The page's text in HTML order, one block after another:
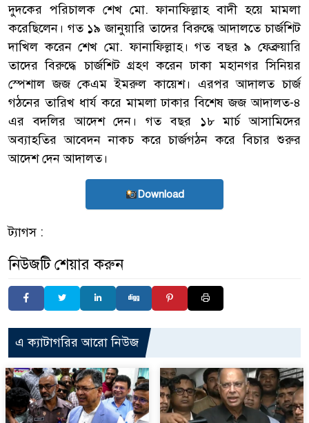
দুদকের পরিচালক শেখ মো. ফানাফিল্লাহ বাদী হয়ে মামলা
করেছিলেন। গত ১৯ জানুয়ারি তাদের বিরুদ্ধে আদালতে চার্জশিট
দাখিল করেন শেখ মো. ফানাফিল্লাহ। গত বছর ৯ ফেব্রুয়ারি
তাদের বিরুদ্ধে চার্জশিট গ্রহণ করেন ঢাকা মহানগর সিনিয়র
স্পেশাল জজ কেএম ইমরুল কায়েশ। এরপর আদালত চার্জ
গঠনের তারিখ ধার্য করে মামলা ঢাকার বিশেষ জজ আদালত-৪
এর বদলির আদেশ দেন। গত বছর ১৮ মার্চ আসামিদের
অব্যাহতির আবেদন নাকচ করে চার্জগঠন করে বিচার শুরুর
আদেশ দেন আদালত।
Download
ট্যাগস :
নিউজটি শেয়ার করুন
এ ক্যাটাগরির আরো নিউজ